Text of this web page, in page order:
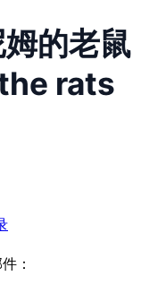
的老鼠
rats
：